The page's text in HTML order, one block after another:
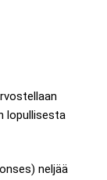
lopullisesta
neljää